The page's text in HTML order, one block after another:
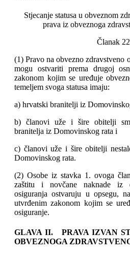
Stjecanje statusa u obveznom
prava iz obveznoga
Članak
(1) Pravo na obvezno zdravstveno
mogu ostvariti prema drugoj
zakonom kojim se uređuje
temeljem svoga statusa imaju:
a) hrvatski branitelji iz
b) članovi uže i šire obitelji
branitelja iz Domovinskog rata i
c) članovi uže i šire obitelji
Domovinskog rata.
(2) Osobe iz stavka 1. ovoga
zaštitu i novčane naknade iz
osiguranja ostvaruju u opsegu,
utvrđenim zakonom kojim se
osiguranje.
GLAVA II. PRAVA IZVAN
OBVEZNOGA